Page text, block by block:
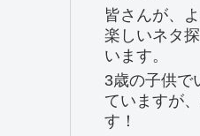
皆さんが、
楽しいネタ
います。
3歳の子供で
ていますが
す！